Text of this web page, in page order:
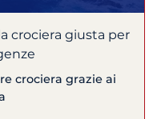
crociera giusta per
crociera grazie ai